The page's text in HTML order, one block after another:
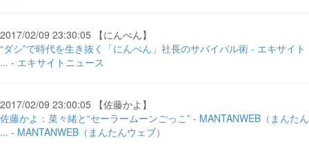
2017/02/09 23:30:05 【にんべん】
“ダシ”で時代を生き抜く「にんべん」社長のサバイバル術 - エキサイト
... - エキサイトニュース
2017/02/09 23:00:05 【佐藤かよ】
佐藤かよ：菜々緒と“セーラームーンごっこ” - MANTANWEB（まんたん
... - MANTANWEB（まんたんウェブ）